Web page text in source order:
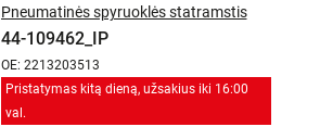
Pristatymas kitą dieną, užsakius iki 16:00
val.
Pneumatinės spyruoklės statramstis
44-109462_IP
OE: 2213203513